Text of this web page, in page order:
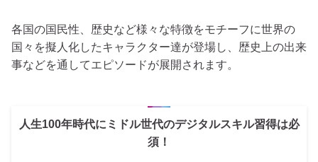
各国の国民性、歴史など様々な特徴をモチーフに世界の
国々を擬人化したキャラクター達が登場し、歴史上の出来
事などを通してエピソードが展開されます。
人生100年時代にミドル世代のデジタルスキル習得は必
須！